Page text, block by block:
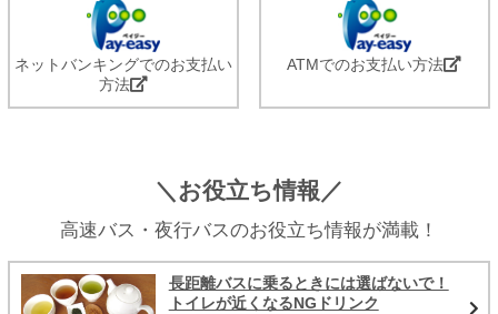
ネットバンキングでのお支払い
方法
ATMでのお支払い方法
＼お役立ち情報／
高速バス・夜行バスのお役立ち情報が満載！
長距離バスに乗るときには選ばないで！
トイレが近くなるNGドリンク